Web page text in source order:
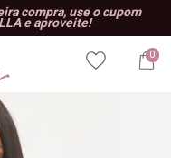
use o cupom
0